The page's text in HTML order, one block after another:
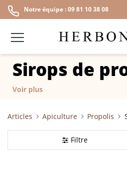
Notre équipe : 09 81 10 38 08
Sirops de
Voir plus
Articles Apiculture Propolis
Filtre